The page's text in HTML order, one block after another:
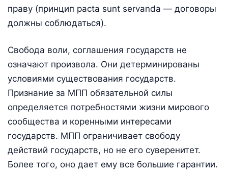
праву (принцип pacta sunt servanda — договоры
должны соблюдаться).
Свобода воли, соглашения государств не
означают произвола. Они детерминированы
условиями существования государств.
Признание за МПП обязательной силы
определяется потребностями жизни мирового
сообщества и коренными интересами
государств. МПП ограничивает свободу
действий государств, но не его суверенитет.
Более того, оно дает ему все большие гарантии.